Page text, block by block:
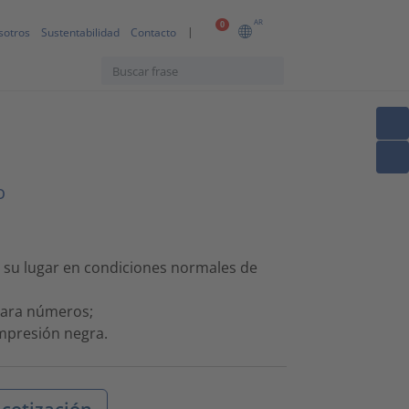
0 AR
Sustentabilidad Contacto
lugar en condiciones normales de
números;
negra.